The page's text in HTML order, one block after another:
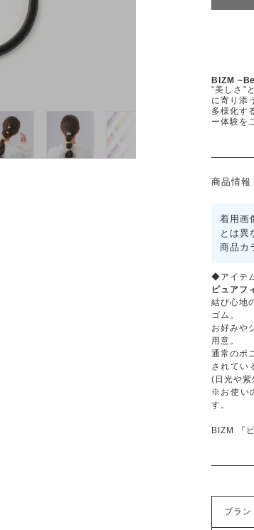
BIZM
“美しさ”
に寄り添
多様化す
ー体験を
商品情報
着用画
とは異
商品カ
◆アイテ
ピュアフ
結び心地
ゴム。
お好みや
用意。
通常のポ
されてい
(日光や紫
※お使い
す。
BIZM 『
ブラン